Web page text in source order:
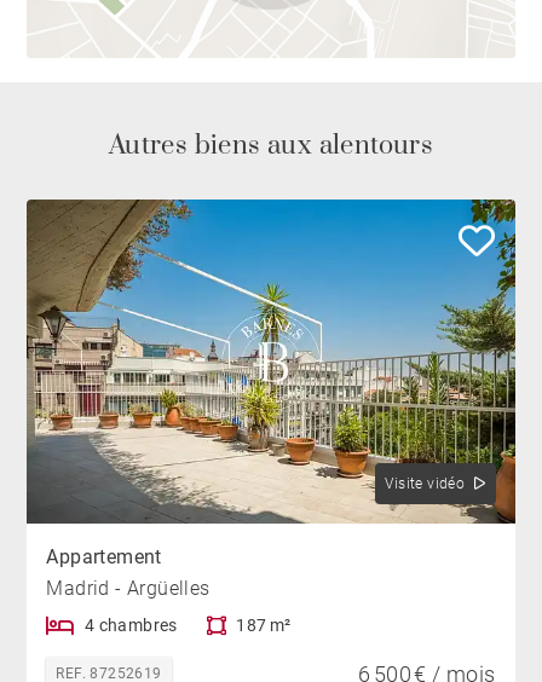
Autres biens aux alentours
Visite vidéo
Appartement
Madrid - Argüelles
4 chambres 187 m²
REF. 87252619 6 500 € / mois